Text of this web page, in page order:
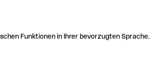
Funktionen in Ihrer bevorzugten Sprache.